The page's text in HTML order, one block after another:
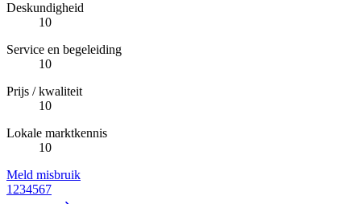
Deskundigheid
10
Service en begeleiding
10
Prijs / kwaliteit
10
Lokale marktkennis
10
Meld misbruik
1 234567